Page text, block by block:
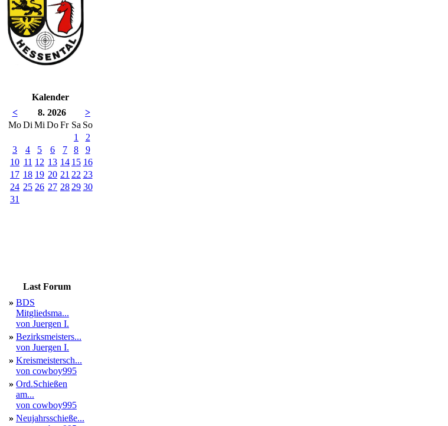
Kalender
<
8. 2026
>
MoDi Mi DoFr Sa So
1
2
3
4 5 6 7 8
9
10 11 12 13 14 15 16
17 18 19 20 21 22 23
24 25 26 27 28 29 30
31
Last Forum
» BDS
Mitgliedsma...
von Juergen I.
» Bezirksmeisters...
von Juergen I.
» Kreismeistersch...
von cowboy995
» Ord.Schießen
am...
von cowboy995
» Neujahrsschieße...